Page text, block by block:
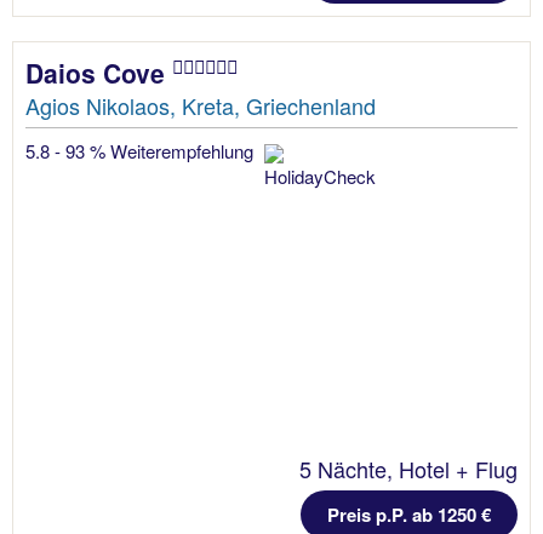
Daios Cove
Agios Nikolaos, Kreta, Griechenland
5.8 - 93 % Weiterempfehlung
5 Nächte, Hotel + Flug
Preis p.P. ab 1250 €